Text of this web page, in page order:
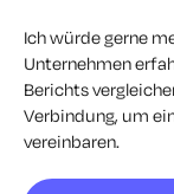
Ich würde gerne
Unternehmen
Berichts
Verbindung, um
vereinbaren.